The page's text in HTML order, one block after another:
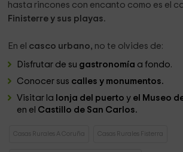
Además, en estos momentos que
crisis del covid19, destacaríamos la
alojarse en una cabaña independiente
huéspedes, sin circular por zonas
de pasar por recepción.
Estamos instalados en un entorno rural,
naturaleza, situados en la entrada del
oportunidad excelente para una
hasta rincones con encanto como es el
Finisterre y sus playas.
En el casco urbano, no te olvides de:
Disfrutar de su gastronomía a fondo.
Conocer sus calles y monumentos.
Visitar la lonja del puerto y el Museo
en el Castillo de San Carlos.
Casas Rurales A Coruña Casas Rurales Fisterra